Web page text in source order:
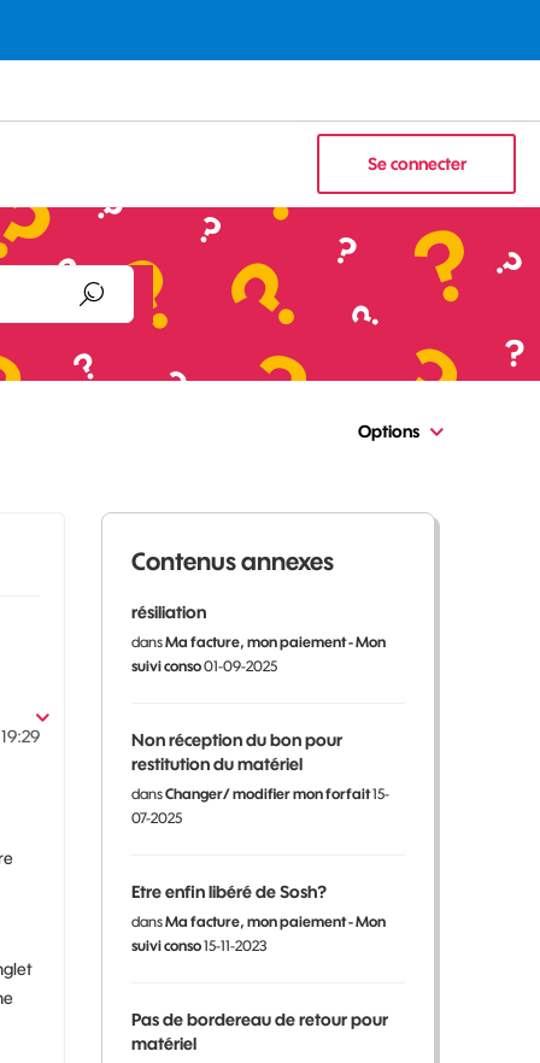
Se connecter
Options
19:29
Contenus annexes
résiliation
dansMa facture, mon paiement - Mon
suivi conso01-09-2025
Non réception du bon pour
restitution du matériel
dansChanger/ modifier mon forfait15-
07-2025
Etre enfin libéré de Sosh?
dansMa facture, mon paiement - Mon
suivi conso15-11-2023
Pas de bordereau de retour pour
matériel